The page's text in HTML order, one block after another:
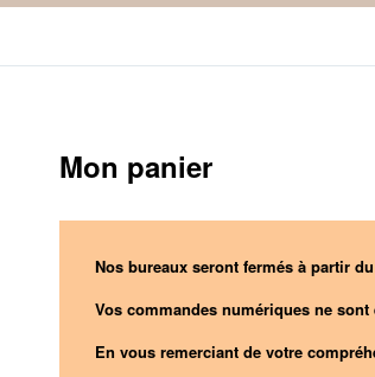
Mon panier
Nos bureaux seront fermés à partir
Vos commandes numériques ne
En vous remerciant de votre